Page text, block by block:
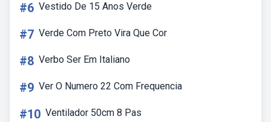
#6 Vestido De 15 Anos Verde
#7 Verde Com Preto Vira Que Cor
#8 Verbo Ser Em Italiano
#9 Ver O Numero 22 Com Frequencia
#10 Ventilador 50cm 8 Pas